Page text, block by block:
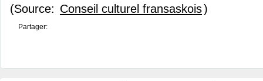
(Source: Conseil culturel fransaskois)
Partager: